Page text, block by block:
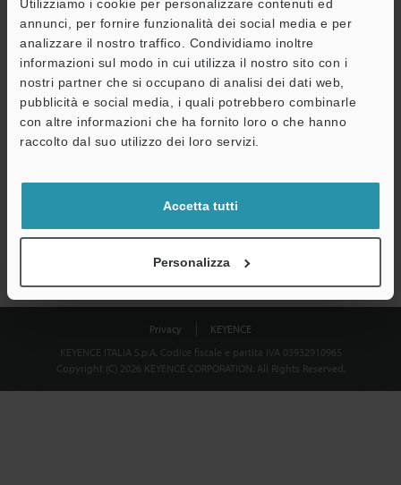
Utilizziamo i cookie per personalizzare contenuti ed
annunci, per fornire funzionalità dei social media e per
analizzare il nostro traffico. Condividiamo inoltre
informazioni sul modo in cui utilizza il nostro sito con i
nostri partner che si occupano di analisi dei dati web,
pubblicità e social media, i quali potrebbero combinarle
con altre informazioni che ha fornito loro o che hanno
raccolto dal suo utilizzo dei loro servizi.
Accetta tutti
Personalizza
Download
Dichiarazione sulla privacy
Privacy
KEYENCE
KEYENCE ITALIA S.p.A. Codice fiscale e partita IVA 03932910965
Copyright (C) 2026 KEYENCE CORPORATION. All Rights Reserved.